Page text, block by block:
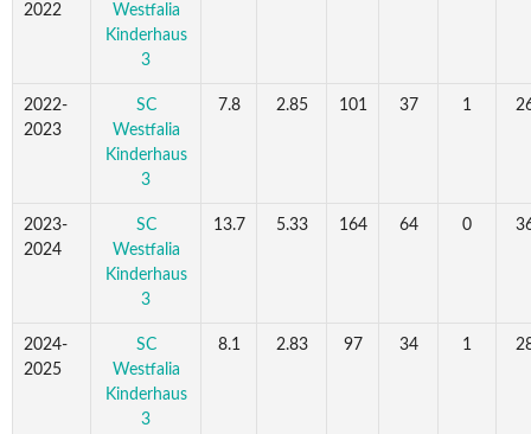
2022
Westfalia
Kinderhaus
3
2022-
2023
SC
Westfalia
Kinderhaus
3
7.8 2.85 101 37 1
2023-
2024
SC
Westfalia
Kinderhaus
3
13.7 5.33 164 64 0
2024-
2025
SC
Westfalia
Kinderhaus
3
8.1 2.83 97 34 1